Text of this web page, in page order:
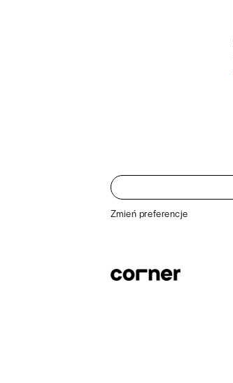
Zmień preferencje